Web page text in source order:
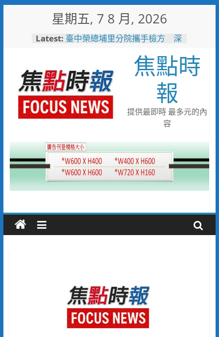
星期五, 7 8 月, 2026
Latest: 臺中榮總埔里分院攜手檢方 深
「路不是你的」！騎士大鬧城鎮
韌性演習 前鎮警鐵腕攔停送辦
珍惜119報案專線資源 切勿無故
撥打或謊報案件
白海豚颱風來襲！台電台東區處
全面整備迎戰強風豪雨 籲多利
用「台灣電力APP」查詢
男子性侵偷拍又餵毒致傳播女暴
焦點時
報
提供最即時 最多元的內
容